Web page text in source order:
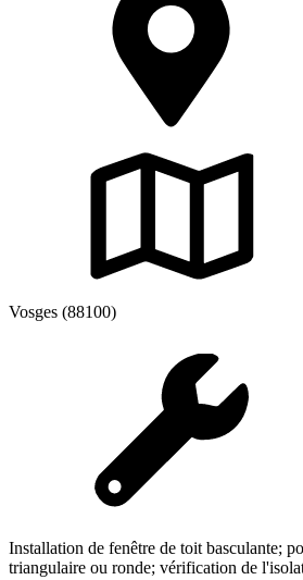
Vosges (88100)
Installation de fenêtre de toit basculante;
triangulaire ou ronde; vérification de